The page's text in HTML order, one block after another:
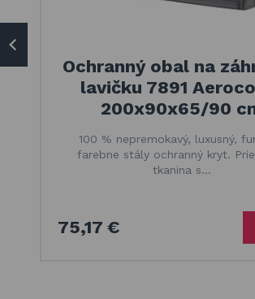
Ochranný obal na
lavičku 7891
200x90x65/90
100 % nepremokavý, luxusný,
farebne stály ochranný kryt.
tkanina s…
75,17 €